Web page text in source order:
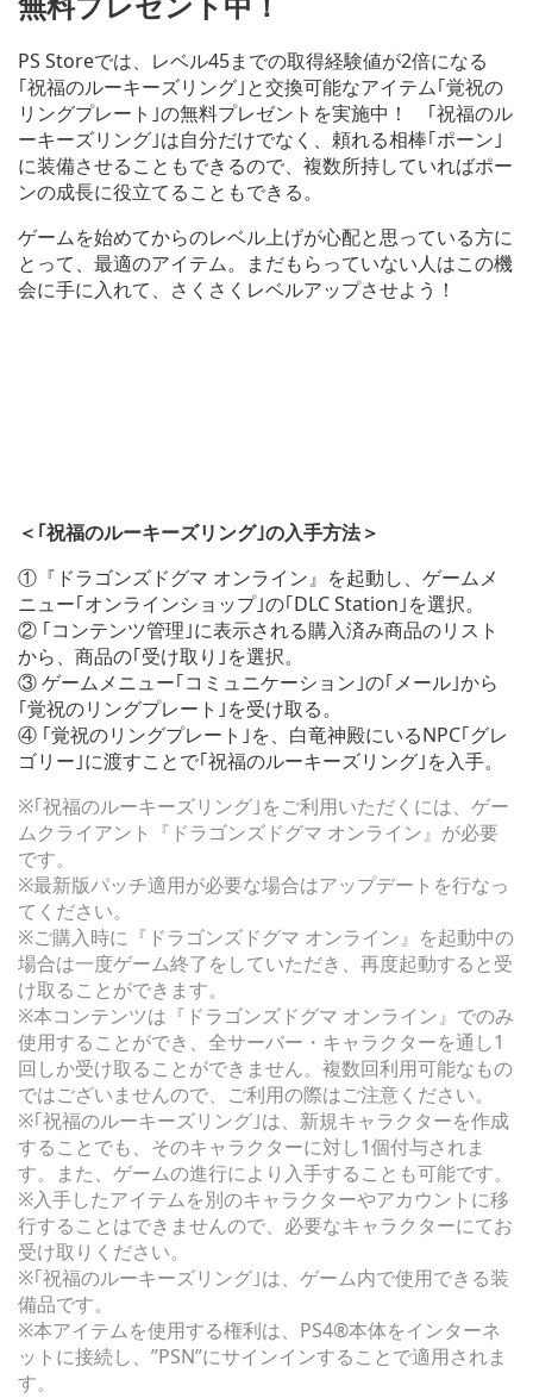
PS Storeでは、レベル45までの取得経験値が2倍になる
｢祝福のルーキーズリング｣と交換可能なアイテム｢覚祝の
リングプレート｣の無料プレゼントを実施中！ ｢祝福のル
ーキーズリング｣は自分だけでなく、頼れる相棒｢ポーン｣
に装備させることもできるので、複数所持していればポー
ンの成長に役立てることもできる。
ゲームを始めてからのレベル上げが心配と思っている方に
とって、最適のアイテム。まだもらっていない人はこの機
会に手に入れて、さくさくレベルアップさせよう！
＜｢祝福のルーキーズリング｣の入手方法＞
①『ドラゴンズドグマ オンライン』を起動し、ゲームメ
ニュー｢オンラインショップ｣の｢DLC Station｣を選択。
② ｢コンテンツ管理｣に表示される購入済み商品のリスト
から、商品の｢受け取り｣を選択。
③ ゲームメニュー｢コミュニケーション｣の｢メール｣から
｢覚祝のリングプレート｣を受け取る。
④ ｢覚祝のリングプレート｣を、白竜神殿にいるNPC｢グレ
ゴリー｣に渡すことで｢祝福のルーキーズリング｣を入手。
※｢祝福のルーキーズリング｣をご利用いただくには、ゲー
ムクライアント『ドラゴンズドグマ オンライン』が必要
です。
※最新版パッチ適用が必要な場合はアップデートを行なっ
てください。
※ご購入時に『ドラゴンズドグマ オンライン』を起動中の
場合は一度ゲーム終了をしていただき、再度起動すると受
け取ることができます。
※本コンテンツは『ドラゴンズドグマ オンライン』でのみ
使用することができ、全サーバー・キャラクターを通し1
回しか受け取ることができません。複数回利用可能なもの
ではございませんので、ご利用の際はご注意ください。
※｢祝福のルーキーズリング｣は、新規キャラクターを作成
することでも、そのキャラクターに対し1個付与されま
す。また、ゲームの進行により入手することも可能です。
※入手したアイテムを別のキャラクターやアカウントに移
行することはできませんので、必要なキャラクターにてお
受け取りください。
※｢祝福のルーキーズリング｣は、ゲーム内で使用できる装
備品です。
※本アイテムを使用する権利は、PS4®本体をインターネ
ットに接続し、”PSN”にサインインすることで適用されま
す。